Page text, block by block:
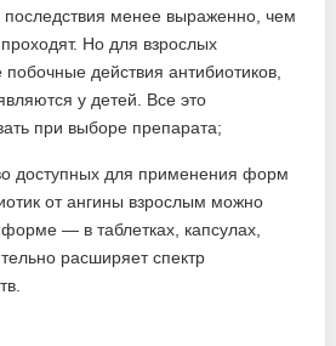
последствия менее выраженно, чем
Но для взрослых
побочные действия антибиотиков,
у детей. Все это
при выборе препарата;
доступных для применения форм
от ангины взрослым можно
— в таблетках, капсулах,
расширяет спектр